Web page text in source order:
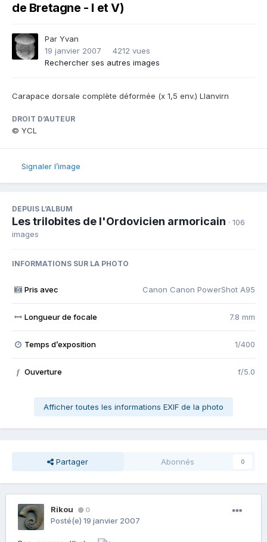
de Bretagne - I et V)
Par Yvan
19 janvier 2007
4212 vues
Rechercher ses autres images
Carapace dorsale complète déformée (x 1,5 env.) Llanvirn
DROIT D’AUTEUR
© YCL
Signaler l’image
DEPUIS L’ALBUM
Les trilobites de l'Ordovicien armoricain · 106
images
INFORMATIONS SUR LA PHOTO
Pris avec Canon Canon PowerShot A95
Longueur de focale 7.8 mm
Temps d’exposition 1/400
f Ouverture f/5.0
Afficher toutes les informations EXIF de la photo
Partager Abonnés 0
Rikou 0
Posté(e) 19 janvier 2007